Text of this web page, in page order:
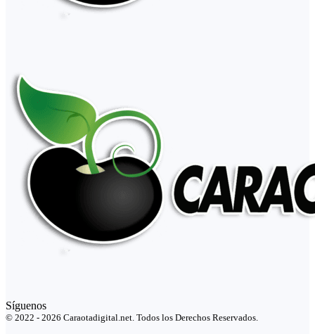
Síguenos
© 2022 - 2026 Caraotadigital.net. Todos los Derechos Reservados.